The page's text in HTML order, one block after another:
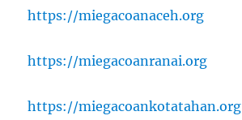
https://miegacoanaceh.org
https://miegacoanranai.org
https://miegacoankotatahan.org